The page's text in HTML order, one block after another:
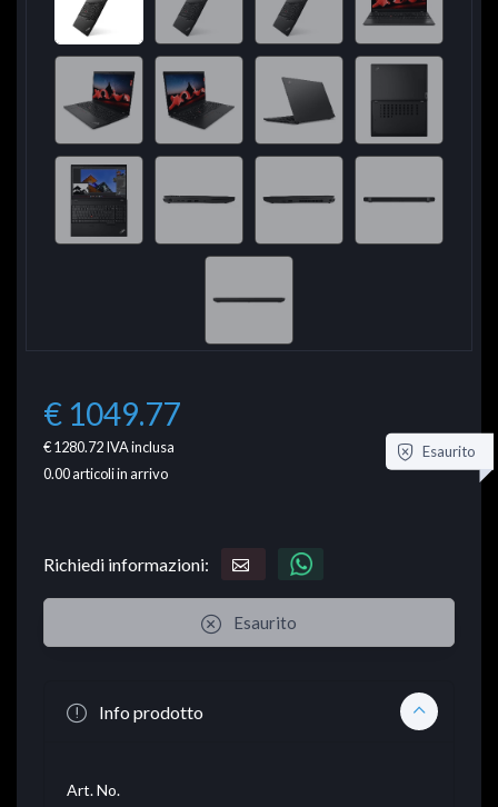
€ 1049.77
€ 1280.72IVA inclusa
0.00articoli in arrivo
Esaurito
Richiedi informazioni:
Esaurito
Info prodotto
Art. No.